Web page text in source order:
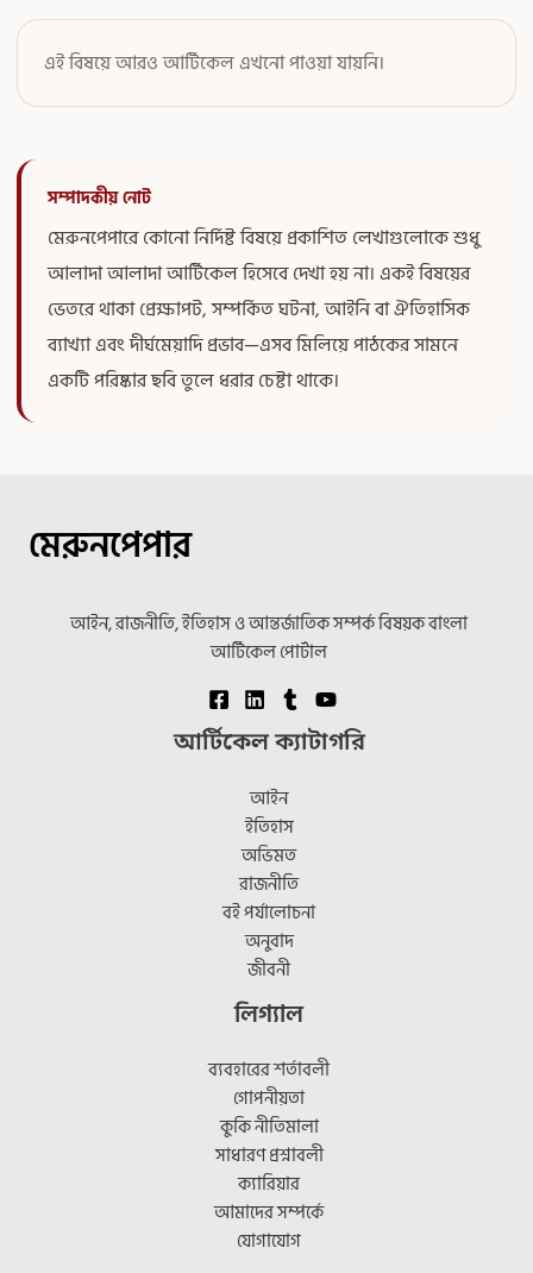
এই বিষয়ে আরও আর্টিকেল এখনো পাওয়া যায়নি।
সম্পাদকীয় নোট
মেরুনপেপারে কোনো নির্দিষ্ট বিষয়ে প্রকাশিত লেখাগুলোকে শুধু
আলাদা আলাদা আর্টিকেল হিসেবে দেখা হয় না। একই বিষয়ের
ভেতরে থাকা প্রেক্ষাপট, সম্পর্কিত ঘটনা, আইনি বা ঐতিহাসিক
ব্যাখ্যা এবং দীর্ঘমেয়াদি প্রভাব—এসব মিলিয়ে পাঠকের সামনে
একটি পরিষ্কার ছবি তুলে ধরার চেষ্টা থাকে।
মেরুনপেপার
আইন, রাজনীতি, ইতিহাস ও আন্তর্জাতিক সম্পর্ক বিষয়ক বাংলা
আর্টিকেল পোর্টাল
আর্টিকেল ক্যাটাগরি
আইন
ইতিহাস
অভিমত
রাজনীতি
বই পর্যালোচনা
অনুবাদ
জীবনী
লিগ্যাল
ব্যবহারের শর্তাবলী
গোপনীয়তা
কুকি নীতিমালা
সাধারণ প্রশ্নাবলী
ক্যারিয়ার
আমাদের সম্পর্কে
যোগাযোগ